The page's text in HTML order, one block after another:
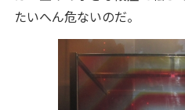
たいへん危ないのだ。